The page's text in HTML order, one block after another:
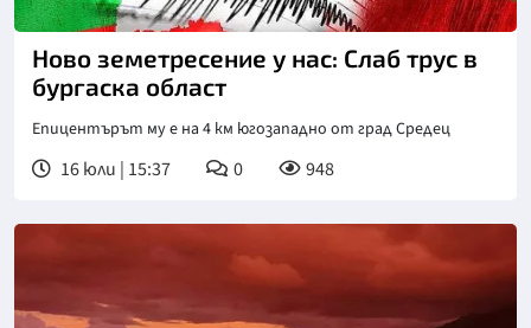
Ново земетресение у нас: Слаб трус в
бургаска област
Епицентърът му е на 4 км югозападно от град Средец
16 юли | 15:37 0 948